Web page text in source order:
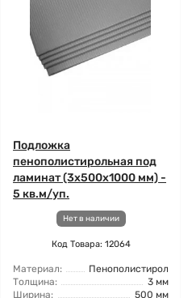
Подложка
пенополистирольная под
ламинат (3x500x1000 мм) -
5 кв.м/уп.
Нет в наличии
Код Товара: 12064
Материал:
Пенополистирол
Толщина:
3 мм
Ширина:
500 мм